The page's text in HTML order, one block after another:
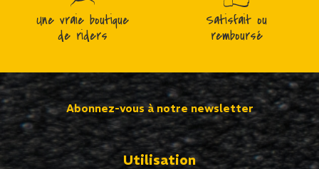
Une vraie boutique
de riders
Satisfait ou
remboursé
Abonnez-vous à notre newsletter
Utilisation